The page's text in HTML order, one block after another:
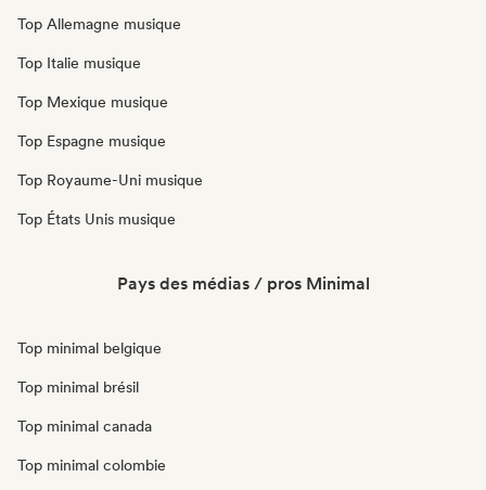
Top Allemagne musique
Top Italie musique
Top Mexique musique
Top Espagne musique
Top Royaume-Uni musique
Top États Unis musique
Pays des médias / pros Minimal
Top minimal belgique
Top minimal brésil
Top minimal canada
Top minimal colombie